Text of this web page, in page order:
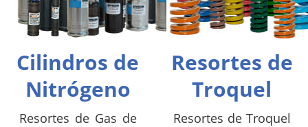
Cilindros de
Nitrógeno
Resortes de Gas de
Resortes de
Troquel
Resortes de Troquel